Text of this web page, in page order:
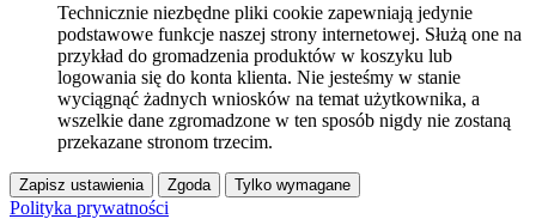
Technicznie niezbędne pliki cookie zapewniają jedynie
podstawowe funkcje naszej strony internetowej. Służą one na
przykład do gromadzenia produktów w koszyku lub
logowania się do konta klienta. Nie jesteśmy w stanie
wyciągnąć żadnych wniosków na temat użytkownika, a
wszelkie dane zgromadzone w ten sposób nigdy nie zostaną
przekazane stronom trzecim.
Zapisz ustawienia Zgoda Tylko wymagane
Polityka prywatności